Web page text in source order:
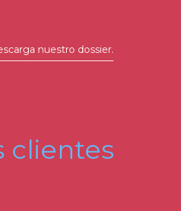
nuestro dossier.
clientes